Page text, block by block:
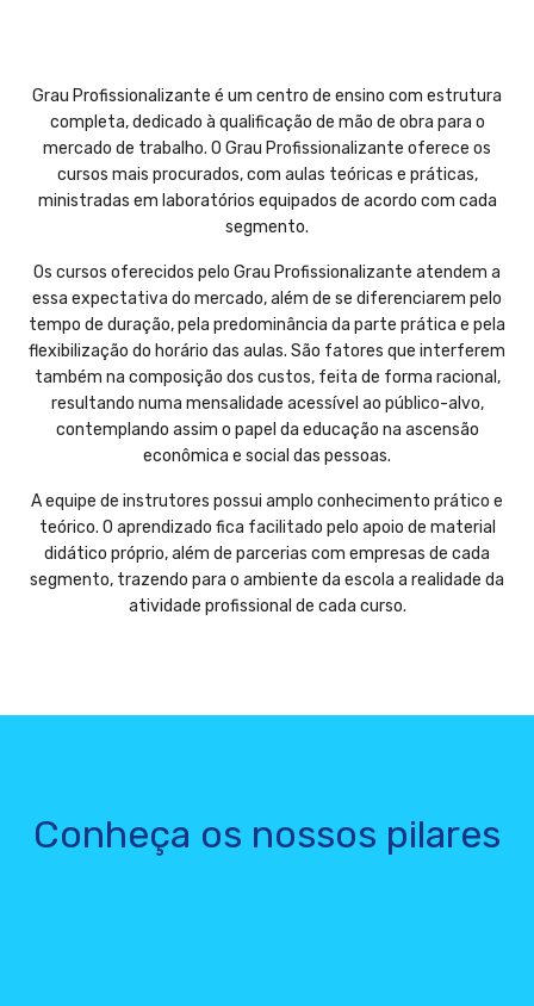
Grau Profissionalizante é um centro de ensino com estrutura
completa, dedicado à qualificação de mão de obra para o
mercado de trabalho. O Grau Profissionalizante oferece os
cursos mais procurados, com aulas teóricas e práticas,
ministradas em laboratórios equipados de acordo com cada
segmento.
Os cursos oferecidos pelo Grau Profissionalizante atendem a
essa expectativa do mercado, além de se diferenciarem pelo
tempo de duração, pela predominância da parte prática e pela
flexibilização do horário das aulas. São fatores que interferem
também na composição dos custos, feita de forma racional,
resultando numa mensalidade acessível ao público-alvo,
contemplando assim o papel da educação na ascensão
econômica e social das pessoas.
A equipe de instrutores possui amplo conhecimento prático e
teórico. O aprendizado fica facilitado pelo apoio de material
didático próprio, além de parcerias com empresas de cada
segmento, trazendo para o ambiente da escola a realidade da
atividade profissional de cada curso.
Conheça os nossos pilares